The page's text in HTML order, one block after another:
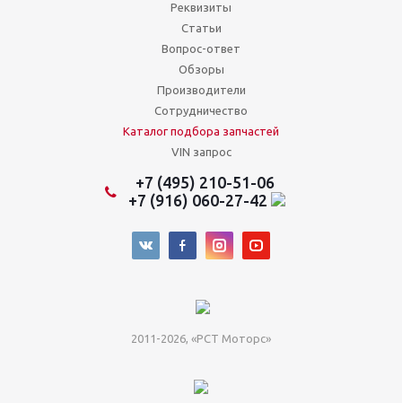
Реквизиты
Статьи
Вопрос-ответ
Обзоры
Производители
Сотрудничество
Каталог подбора запчастей
VIN запрос
+7 (495) 210-51-06
+7 (916) 060-27-42
2011-2026, «РСТ Моторс»